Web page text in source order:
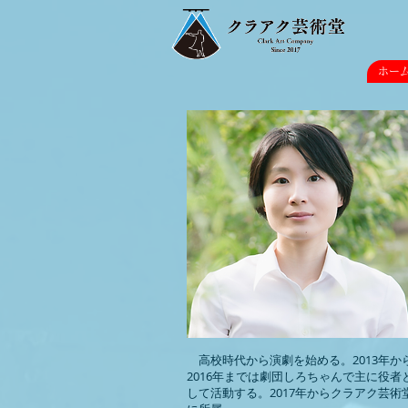
ホー
高校時代から演劇を始める。2013年か
2016年までは劇団しろちゃんで主に役者
して活動する。2017年からクラアク芸術